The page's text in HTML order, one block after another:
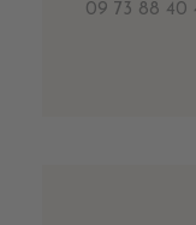
09 73 88 40